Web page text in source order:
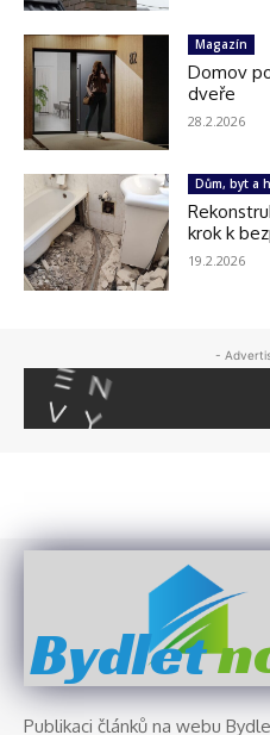
Bydlet
Publikaci článků na webu